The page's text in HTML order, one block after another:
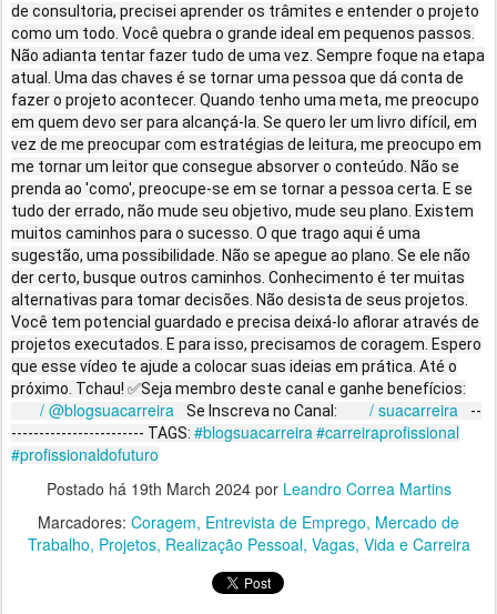
de consultoria, precisei aprender os trâmites e entender o projeto
como um todo. Você quebra o grande ideal em pequenos passos.
Não adianta tentar fazer tudo de uma vez. Sempre foque na etapa
atual. Uma das chaves é se tornar uma pessoa que dá conta de
fazer o projeto acontecer. Quando tenho uma meta, me preocupo
em quem devo ser para alcançá-la. Se quero ler um livro difícil, em
vez de me preocupar com estratégias de leitura, me preocupo em
me tornar um leitor que consegue absorver o conteúdo. Não se
prenda ao 'como', preocupe-se em se tornar a pessoa certa. E se
tudo der errado, não mude seu objetivo, mude seu plano. Existem
muitos caminhos para o sucesso. O que trago aqui é uma
sugestão, uma possibilidade. Não se apegue ao plano. Se ele não
der certo, busque outros caminhos. Conhecimento é ter muitas
alternativas para tomar decisões. Não desista de seus projetos.
Você tem potencial guardado e precisa deixá-lo aflorar através de
projetos executados. E para isso, precisamos de coragem. Espero
que esse vídeo te ajude a colocar suas ideias em prática. Até o
próximo. Tchau! ✅Seja membro deste canal e ganhe benefícios:
/ @blogsuacarreira Se Inscreva no Canal: / suacarreira
--
------------------------ TAGS: #blogsuacarreira#carreiraprofissional
#profissionaldofuturo
Postado há 19th March 2024por Leandro Correa Martins
Marcadores: Coragem Entrevista de Emprego Mercado de
Trabalho Projetos Realização Pessoal Vagas Vida e Carreira